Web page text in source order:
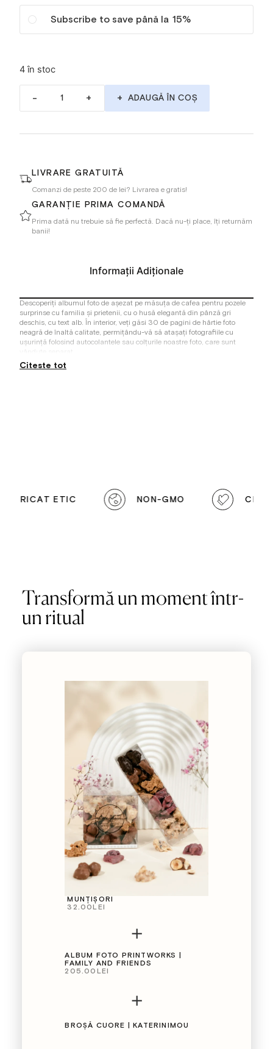
Subscribe to save până la 15%
4 în stoc
- + ADAUGĂ ÎN COȘ
LIVRARE GRATUITĂ
Comanzi de peste 200 de lei? Livrarea e gratis!
GARANȚIE PRIMA COMANDĂ
Prima dată nu trebuie să fie perfectă. Dacă nu-ți place, îți returnăm
banii!
Informații Adiționale
Descoperiți albumul foto de așezat pe măsuța de cafea pentru pozele
surprinse cu familia și prietenii, cu o husă elegantă din pânză gri
deschis, cu text alb. În interior, veți găsi 30 de pagini de hârtie foto
neagră de înaltă calitate, permițându-vă să atașați fotografiile cu
ușurință folosind autocolantele sau colțurile noastre foto, care sunt
Acesta găzduiește două fotografii de 10×15 cm pe fiecare pagină, cu
Citeste tot
ETIC NON-GMO CREAT
Transformă un moment într-
un ritual
MUNȚIȘORI
32.00 LEI
+
ALBUM FOTO PRINTWORKS |
FAMILY AND FRIENDS
205.00 LEI
+
BROȘĂ CUORE | KATERINIMOU